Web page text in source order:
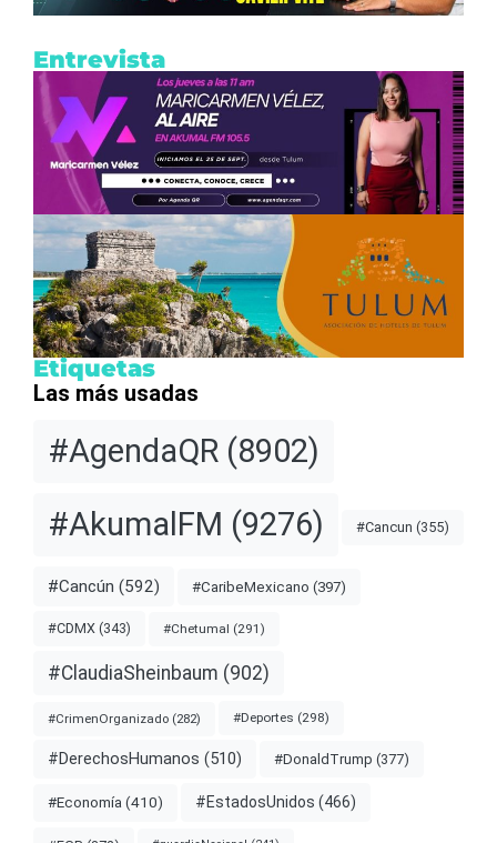
Entrevista
Etiquetas
Las más usadas
#AgendaQR (8902)
#AkumalFM (9276) #Cancun (355)
#Cancún (592) #CaribeMexicano (397)
#CDMX (343) #Chetumal (291)
#ClaudiaSheinbaum (902)
#CrimenOrganizado (282) #Deportes (298)
#DerechosHumanos (510) #DonaldTrump (377)
#Economía (410) #EstadosUnidos (466)